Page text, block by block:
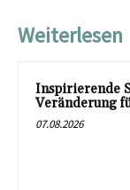
Weiterlesen
Inspirierende
Veränderung
07.08.2026